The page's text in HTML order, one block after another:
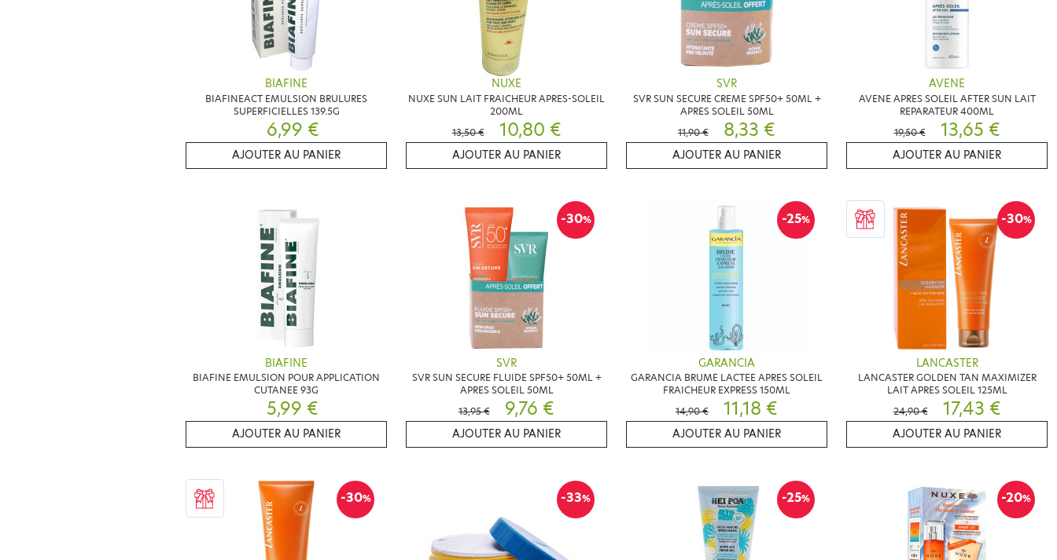
BIAFINE
BIAFINEACT EMULSION BRULURES
SUPERFICIELLES 139.5G
6,99 €
AJOUTER AU PANIER
NUXE
NUXE SUN LAIT FRAICHEUR APRES-SOLEIL
200ML
13,50 €
10,80 €
AJOUTER AU PANIER
SVR
SVR SUN SECURE CREME SPF50+ 50ML +
APRES SOLEIL 50ML
11,90 €
8,33 €
AJOUTER AU PANIER
AVENE
AVENE APRES SOLEIL AFTER SUN LAIT
REPARATEUR 400ML
19,50 €
13,65 €
AJOUTER AU PANIER
BIAFINE
BIAFINE EMULSION POUR APPLICATION
CUTANEE 93G
5,99 €
AJOUTER AU PANIER
-30%
SVR
SVR SUN SECURE FLUIDE SPF50+ 50ML +
APRES SOLEIL 50ML
13,95 €
9,76 €
AJOUTER AU PANIER
-25%
GARANCIA
GARANCIA BRUME LACTEE APRES SOLEIL
FRAICHEUR EXPRESS 150ML
14,90 €
11,18 €
AJOUTER AU PANIER
-30%
LANCASTER
LANCASTER GOLDEN TAN MAXIMIZER
LAIT APRES SOLEIL 125ML
24,90 €
17,43 €
AJOUTER AU PANIER
-30% -33% -25% -20%